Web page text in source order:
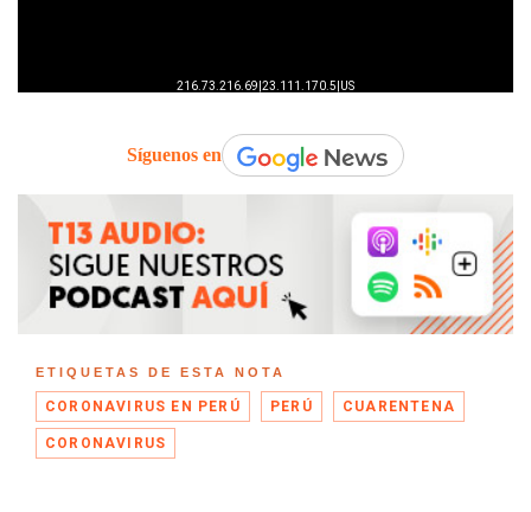
Síguenos en
ETIQUETAS DE ESTA NOTA
CORONAVIRUS EN PERÚ PERÚ CUARENTENA
CORONAVIRUS